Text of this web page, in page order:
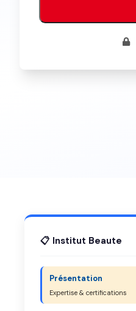
📋 Institut Beaute
Présentation
Expertise & certifications